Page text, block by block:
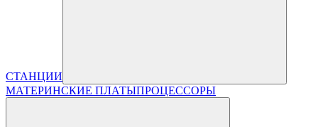
СТАНЦИИ
МАТЕРИНСКИЕ ПЛАТЫПРОЦЕССОРЫ